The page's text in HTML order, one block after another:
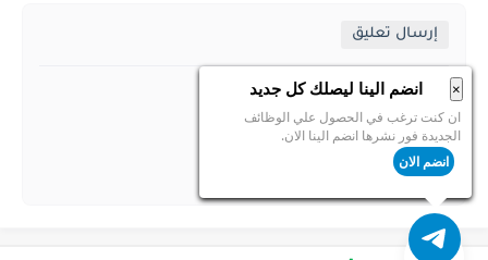
× انضم الينا ليصلك كل جديد
ان كنت ترغب في الحصول علي الوظائف
الجديدة فور نشرها انضم الينا الان.
انضم الان
إرسال تعليق